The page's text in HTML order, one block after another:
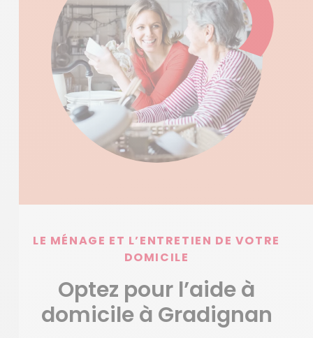
LE MÉNAGE ET L’ENTRETIEN DE VOTRE
DOMICILE
Optez pour l’aide à
domicile à Gradignan